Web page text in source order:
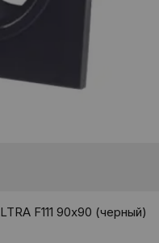
F111 90х90 (черный)